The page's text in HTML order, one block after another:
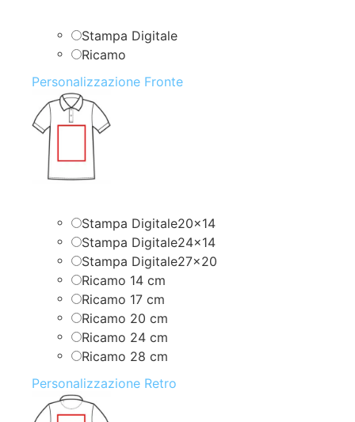
Stampa Digitale
Ricamo
Personalizzazione Fronte
Stampa Digitale20x14
Stampa Digitale24x14
Stampa Digitale27x20
Ricamo 14 cm
Ricamo 17 cm
Ricamo 20 cm
Ricamo 24 cm
Ricamo 28 cm
Personalizzazione Retro